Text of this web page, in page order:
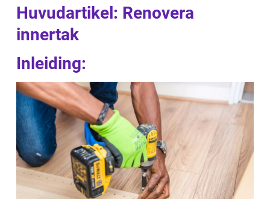
Huvudartikel: Renovera
innertak
Inleiding: